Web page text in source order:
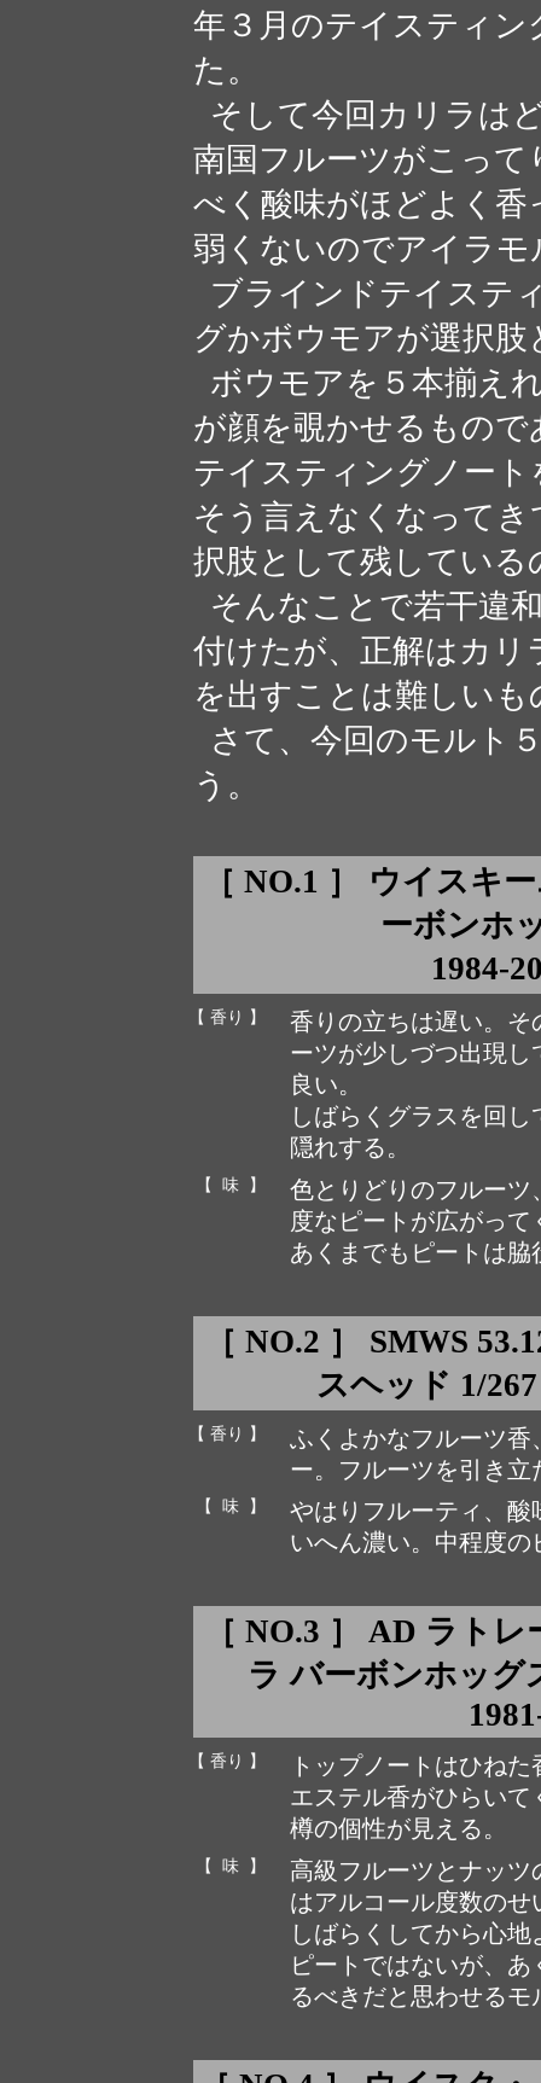
年３月のテイスティ
た。
そして今回カリラは
南国フルーツがこっ
べく酸味がほどよく
弱くないのでアイラモ
ブラインドテイステ
グかボウモアが選択肢
ボウモアを５本揃え
が顔を覗かせるもので
テイスティングノー
そう言えなくなって
択肢として残している
そんなことで若干違
付けたが、正解はカ
を出すことは難しいも
さて、今回のモルト
う。
［ NO.1 ］ ウイスキ
ーボンホ
1984-
【 香り 】
香りの立ちは遅い。
ーツが少しづつ出現
良い。
しばらくグラスを回
隠れする。
【 味 】
色とりどりのフルー
度なピートが広がって
あくまでもピートは脇
［ NO.2 ］ SMWS
スヘッド 1/
【 香り 】
ふくよかなフルーツ
ー。フルーツを引き
【 味 】
やはりフルーティ、
いへん濃い。中程度
［ NO.3 ］ AD ラト
ラ バーボンホッグ
【 香り 】
トップノートはひね
エステル香がひらい
樽の個性が見える。
【 味 】
高級フルーツとナッ
はアルコール度数のせ
しばらくしてから心
ピートではないが、
るべきだと思わせるモ